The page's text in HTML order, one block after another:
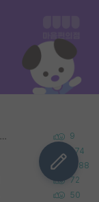
Korea University 수학, 컴퓨터과학 이학사, UC Berkeley 산업공학 대학원 공학박사가 되는 것은 쉽지 않겠죠? 9
274
1388
72
50